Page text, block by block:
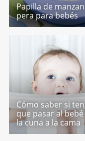
Papilla de
pera para bebés
Cómo saber si
que pasar al
la cuna a la cama